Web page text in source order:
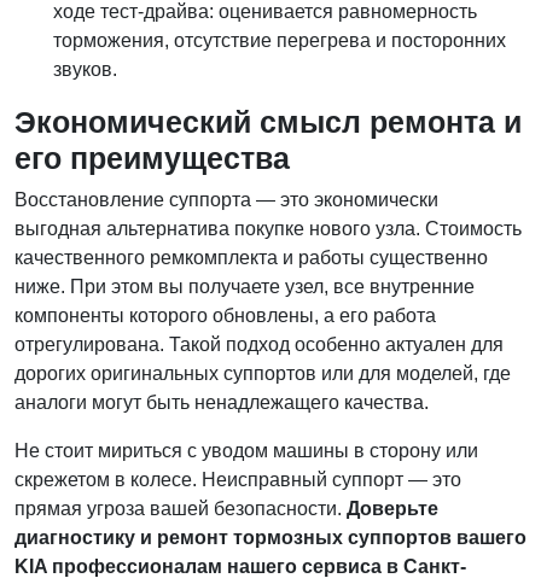
ходе тест-драйва: оценивается равномерность
торможения, отсутствие перегрева и посторонних
звуков.
Экономический смысл ремонта и
его преимущества
Восстановление суппорта — это экономически
выгодная альтернатива покупке нового узла. Стоимость
качественного ремкомплекта и работы существенно
ниже. При этом вы получаете узел, все внутренние
компоненты которого обновлены, а его работа
отрегулирована. Такой подход особенно актуален для
дорогих оригинальных суппортов или для моделей, где
аналоги могут быть ненадлежащего качества.
Не стоит мириться с уводом машины в сторону или
скрежетом в колесе. Неисправный суппорт — это
прямая угроза вашей безопасности. Доверьте
диагностику и ремонт тормозных суппортов вашего
KIA профессионалам нашего сервиса в Санкт-